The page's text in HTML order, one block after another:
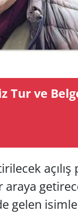
Tur ve
açı­lış
gelen